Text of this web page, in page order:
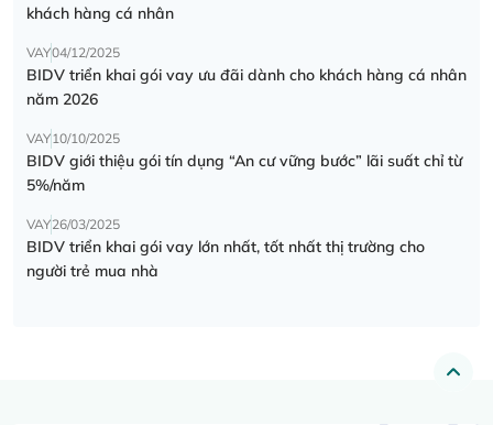
khách hàng cá nhân
VAY04/12/2025
BIDV triển khai gói vay ưu đãi dành cho khách hàng cá nhân
năm 2026
VAY10/10/2025
BIDV giới thiệu gói tín dụng “An cư vững bước” lãi suất chỉ từ
5%/năm
VAY26/03/2025
BIDV triển khai gói vay lớn nhất, tốt nhất thị trường cho
người trẻ mua nhà